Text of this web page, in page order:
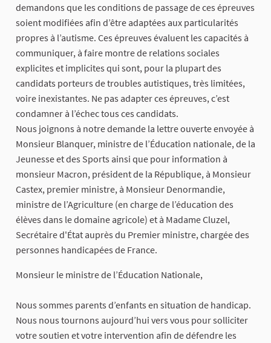
demandons que les conditions de passage de ces épreuves
soient modifiées afin d’être adaptées aux particularités
propres à l’autisme. Ces épreuves évaluent les capacités à
communiquer, à faire montre de relations sociales
explicites et implicites qui sont, pour la plupart des
candidats porteurs de troubles autistiques, très limitées,
voire inexistantes. Ne pas adapter ces épreuves, c’est
condamner à l’échec tous ces candidats.
Nous joignons à notre demande la lettre ouverte envoyée à
Monsieur Blanquer, ministre de l’Éducation nationale, de la
Jeunesse et des Sports ainsi que pour information à
monsieur Macron, président de la République, à Monsieur
Castex, premier ministre, à Monsieur Denormandie,
ministre de l’Agriculture (en charge de l’éducation des
élèves dans le domaine agricole) et à Madame Cluzel,
Secrétaire d'État auprès du Premier ministre, chargée des
personnes handicapées de France.
Monsieur le ministre de l’Éducation Nationale,
Nous sommes parents d’enfants en situation de handicap.
Nous nous tournons aujourd’hui vers vous pour solliciter
votre soutien et votre intervention afin de défendre les